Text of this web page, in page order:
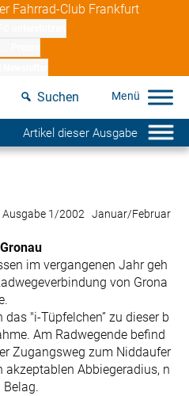
Fahrrad-Club Frankfurt
Suchen
Artikel dieser Ausgabe
Ausgabe 1/2002 Januar/Februar
im vergangenen Jahr geh
von Grona
"i-Tüpfelchen” zu dieser b
Am Radwegende befind
Zugangsweg zum Niddaufer
akzeptablen Abbiegeradius, n
Belag.